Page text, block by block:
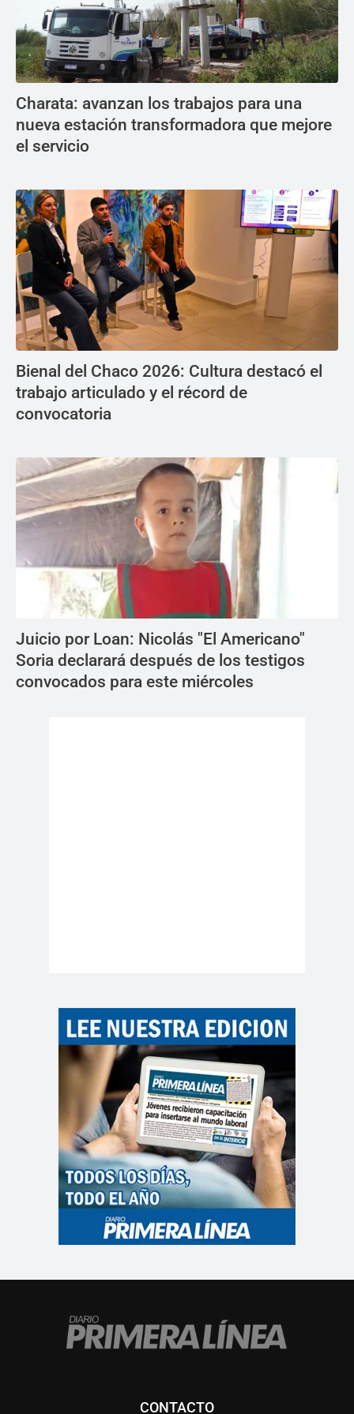
Charata: avanzan los trabajos para una
nueva estación transformadora que mejore
el servicio
Bienal del Chaco 2026: Cultura destacó el
trabajo articulado y el récord de
convocatoria
Juicio por Loan: Nicolás "El Americano"
Soria declarará después de los testigos
convocados para este miércoles
CONTACTO